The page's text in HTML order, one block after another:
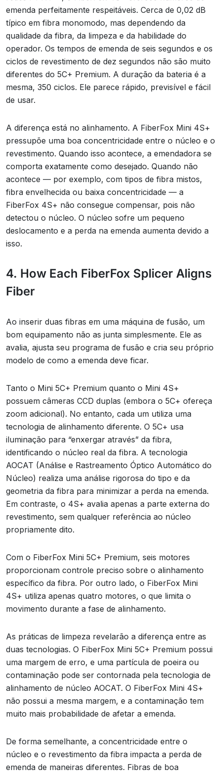
emenda perfeitamente respeitáveis. Cerca de 0,02 dB
típico em fibra monomodo, mas dependendo da
qualidade da fibra, da limpeza e da habilidade do
operador. Os tempos de emenda de seis segundos e os
ciclos de revestimento de dez segundos não são muito
diferentes do 5C+ Premium. A duração da bateria é a
mesma, 350 ciclos. Ele parece rápido, previsível e fácil
de usar.
A diferença está no alinhamento. A FiberFox Mini 4S+
pressupõe uma boa concentricidade entre o núcleo e o
revestimento. Quando isso acontece, a emendadora se
comporta exatamente como desejado. Quando não
acontece — por exemplo, com tipos de fibra mistos,
fibra envelhecida ou baixa concentricidade — a
FiberFox 4S+ não consegue compensar, pois não
detectou o núcleo. O núcleo sofre um pequeno
deslocamento e a perda na emenda aumenta devido a
isso.
4. How Each FiberFox Splicer Aligns
Fiber
Ao inserir duas fibras em uma máquina de fusão, um
bom equipamento não as junta simplesmente. Ele as
avalia, ajusta seu programa de fusão e cria seu próprio
modelo de como a emenda deve ficar.
Tanto o Mini 5C+ Premium quanto o Mini 4S+
possuem câmeras CCD duplas (embora o 5C+ ofereça
zoom adicional). No entanto, cada um utiliza uma
tecnologia de alinhamento diferente. O 5C+ usa
iluminação para “enxergar através” da fibra,
identificando o núcleo real da fibra. A tecnologia
AOCAT (Análise e Rastreamento Óptico Automático do
Núcleo) realiza uma análise rigorosa do tipo e da
geometria da fibra para minimizar a perda na emenda.
Em contraste, o 4S+ avalia apenas a parte externa do
revestimento, sem qualquer referência ao núcleo
propriamente dito.
Com o FiberFox Mini 5C+ Premium, seis motores
proporcionam controle preciso sobre o alinhamento
específico da fibra. Por outro lado, o FiberFox Mini
4S+ utiliza apenas quatro motores, o que limita o
movimento durante a fase de alinhamento.
As práticas de limpeza revelarão a diferença entre as
duas tecnologias. O FiberFox Mini 5C+ Premium possui
uma margem de erro, e uma partícula de poeira ou
contaminação pode ser contornada pela tecnologia de
alinhamento de núcleo AOCAT. O FiberFox Mini 4S+
não possui a mesma margem, e a contaminação tem
muito mais probabilidade de afetar a emenda.
De forma semelhante, a concentricidade entre o
núcleo e o revestimento da fibra impacta a perda de
emenda de maneiras diferentes. Fibras de boa